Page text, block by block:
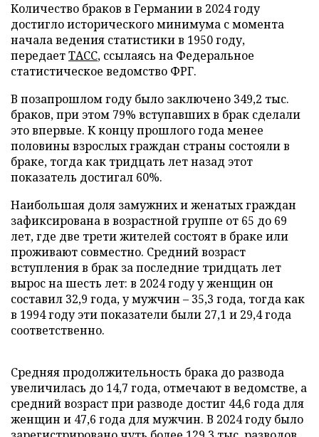
Количество браков в Германии в 2024 году
достигло исторического минимума с момента
начала ведения статистики в 1950 году,
передаетТАСС, ссылаясь на Федеральное
статистическое ведомство ФРГ.
В позапрошлом году было заключено 349,2 тыс.
браков, при этом 79% вступавших в брак сделали
это впервые. К концу прошлого года менее
половины взрослых граждан страны состояли в
браке, тогда как тридцать лет назад этот
показатель достигал 60%.
Наибольшая доля замужних и женатых граждан
зафиксирована в возрастной группе от 65 до 69
лет, где две трети жителей состоят в браке или
проживают совместно. Средний возраст
вступления в брак за последние тридцать лет
вырос на шесть лет: в 2024 году у женщин он
составил 32,9 года, у мужчин – 35,3 года, тогда как
в 1994 году эти показатели были 27,1 и 29,4 года
соответственно.
Средняя продолжительность брака до развода
увеличилась до 14,7 года, отмечают в ведомстве, а
средний возраст при разводе достиг 44,6 года для
женщин и 47,6 года для мужчин. В 2024 году было